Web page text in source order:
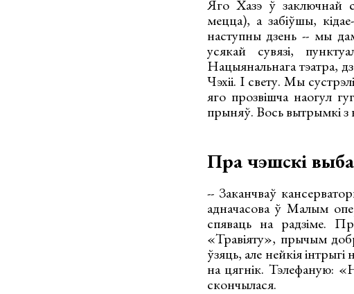
Яго Хазэ ў заключнай
мецца), а забіўшы,
наступны дзень -- мы
усякай сувязі,
Нацыянальнага тэатра,
Чэхіі. І свету. Мы
яго прозвішча наогул
прыняў. Вось вытрымкі з
Пра чэшскі
-- Заканчваў
адначасова ў Малым
спяваць на радзіме.
«Травіяту», прычым
ўзяць, але нейкія
на цягнік. Тэлефаную:
скончылася.